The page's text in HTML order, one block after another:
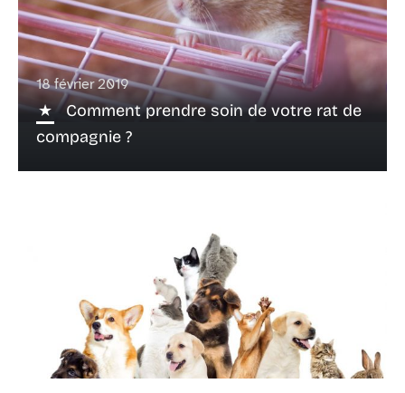
18 février 2019
Comment prendre soin de votre rat de
compagnie ?